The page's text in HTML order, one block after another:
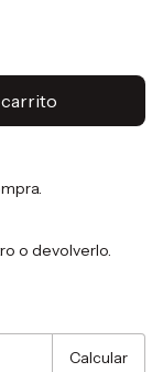
o devolverlo.
Calcular